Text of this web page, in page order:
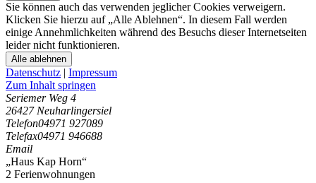
Sie können auch das verwenden jeglicher Cookies verweigern.
Klicken Sie hierzu auf „Alle Ablehnen“. In diesem Fall werden
einige Annehmlichkeiten während des Besuchs dieser Internetseiten
leider nicht funktionieren.
Alle ablehnen
Datenschutz | Impressum
Zum Inhalt springen
Seriemer Weg 4
26427 Neuharlingersiel
Telefon04971 927089
Telefax04971 946688
Email
„Haus Kap Horn“
2 Ferienwohnungen